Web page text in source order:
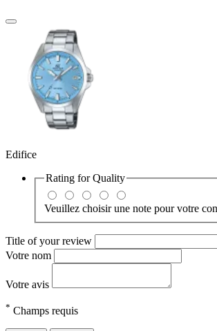
Edifice
Rating forQuality
Veuillez choisir une note pour votre
Title of your review
Votre nom
Votre avis
* Champs requis